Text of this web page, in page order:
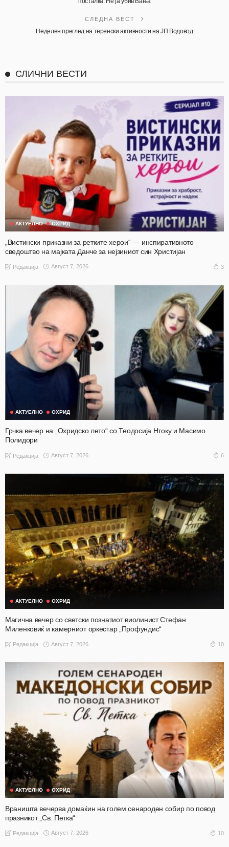
СЛЕДНА ВЕСТ
Неделен преглед на теренски активности на ЈП Водовод
СЛИЧНИ ВЕСТИ
АКТУЕЛНО ОХРИД
„Вистински приказни за ретките херои“ — инспиративното
сведоштво на мајката Данче за нејзиниот син Христијан
Редакција Август 7, 2026 3
АКТУЕЛНО ОХРИД
Грчка вечер на „Охридско лето“ со Теодосија Нтоку и Масимо
Полидори
Редакција Август 7, 2026 6
АКТУЕЛНО ОХРИД
Магична вечер со светски познатиот виолинист Стефан
Миленковиќ и камерниот оркестар „Профундис“
Редакција Август 7, 2026 10
АКТУЕЛНО ОХРИД
Враништа вечерва домаќин на голем сенароден собир по повод
празникот „Св. Петка“
Редакција Август 7, 2026 10